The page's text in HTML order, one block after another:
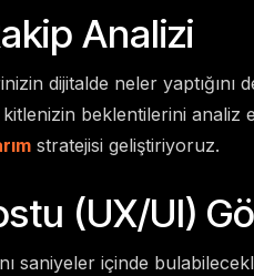
Analizi
dijitalde neler
beklentilerini analiz
stratejisi geliştiriyoruz.
(UX/UI)
saniyeler içinde